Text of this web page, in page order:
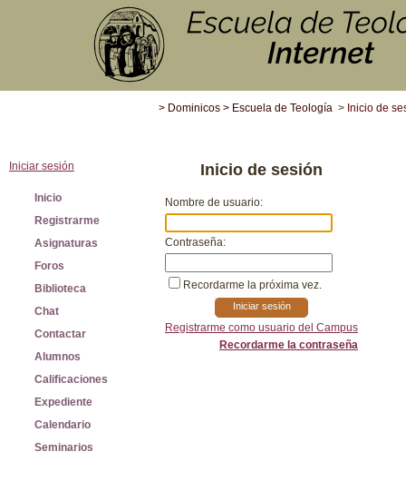
> Dominicos > Escuela de Teología > Inicio de
Iniciar sesión
Inicio
Registrarme
Asignaturas
Foros
Biblioteca
Chat
Contactar
Alumnos
Calificaciones
Expediente
Calendario
Seminarios
Inicio de sesión
Nombre de usuario:
Contraseña:
Recordarme la próxima vez.
Iniciar sesión
Registrarme como usuario del Campus
Recordarme la contraseña